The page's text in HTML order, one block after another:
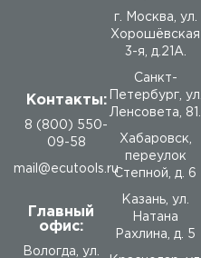
Контакты:
8 (800) 550-
09-58
mail@ecutools.ru
Главный
офис:
Вологда ул.
г. Москва, ул.
Хорошёвская
3-я, д.21А.
Санкт-
Петербург, ул.
Ленсовета, 81.
Хабаровск,
переулок
Степной, д. 6
Казань, ул.
Натана
Рахлина, д. 5